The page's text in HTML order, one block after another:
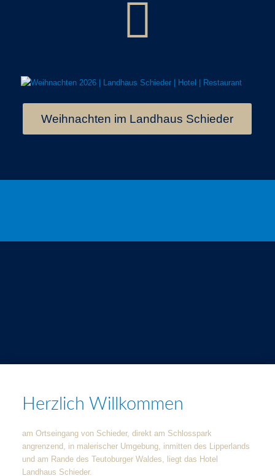
Weihnachten im Landhaus Schieder
Herzlich Willkommen
am Ortseingang von Schieder, direkt am Schlosspark
angrenzend, in malerischer Umgebung, inmitten des Lipperlands
und am Rande des Teutoburger Waldes, liegt das Hotel
Landhaus Schieder.